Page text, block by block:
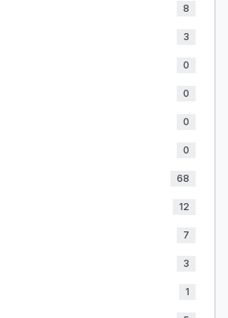
8
3
0
0
0
0
68
12
7
3
1